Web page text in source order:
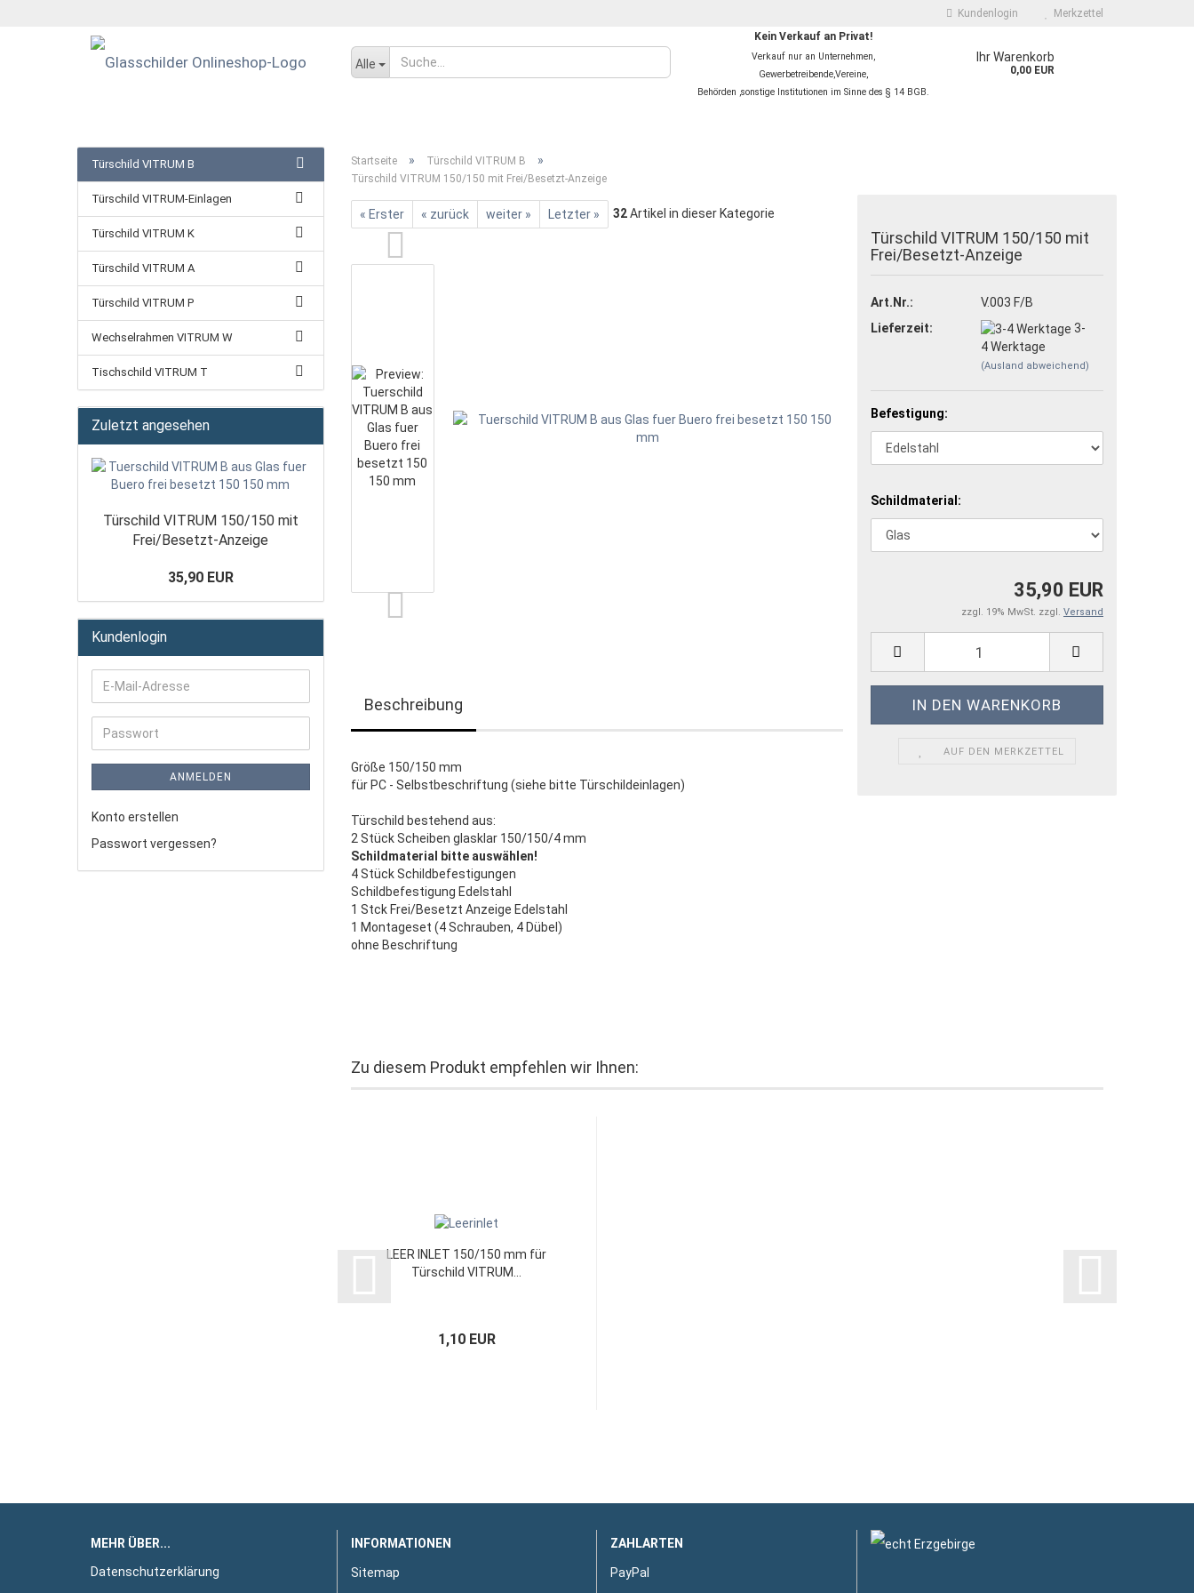
Kundenlogin Merkzettel
Alle
Kein Verkauf an Privat!
Verkauf nur an Unternehmen,
Gewerbetreibende,Vereine,
Behörden ,sonstige Institutionen im Sinne des § 14 BGB.
Ihr Warenkorb
0,00 EUR
Startseite » Türschild VITRUM B »
Türschild VITRUM 150/150 mit Frei/Besetzt-Anzeige
« Erster « zurück weiter » Letzter » 32Artikel in dieser Kategorie
Türschild VITRUM 150/150 mit
Frei/Besetzt-Anzeige
Art.Nr.:
V.003 F/B
Lieferzeit:
3-
4 Werktage
(Ausland abweichend)
Befestigung:
Schildmaterial:
35,90 EUR
zzgl. 19% MwSt. zzgl. Versand
AUF DEN MERKZETTEL
Beschreibung
Größe 150/150 mm
für PC - Selbstbeschriftung (siehe bitte Türschildeinlagen)
Türschild bestehend aus:
2 Stück Scheiben glasklar 150/150/4 mm
Schildmaterial bitte auswählen!
4 Stück Schildbefestigungen
Schildbefestigung Edelstahl
1 Stck Frei/Besetzt Anzeige Edelstahl
1 Montageset (4 Schrauben, 4 Dübel)
ohne Beschriftung
Zu diesem Produkt empfehlen wir Ihnen:
LEER INLET 150/150 mm für
Türschild VITRUM...
1,10 EUR
Türschild VITRUM B
Türschild VITRUM-Einlagen
Türschild VITRUM K
Türschild VITRUM A
Türschild VITRUM P
Wechselrahmen VITRUM W
Tischschild VITRUM T
Zuletzt angesehen
Türschild VITRUM 150/150 mit
Frei/Besetzt-Anzeige
35,90 EUR
Kundenlogin
ANMELDEN
Konto erstellen
Passwort vergessen?
MEHR ÜBER...
Datenschutzerklärung
INFORMATIONEN
Sitemap
ZAHLARTEN
PayPal